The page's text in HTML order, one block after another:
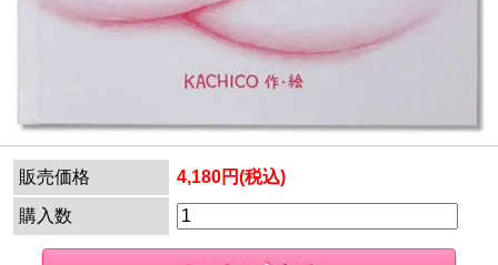
販売価格 4,180円(税込)
購入数